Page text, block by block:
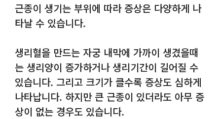
근종이 생기는 부위에 따라 증상은 다양하게 나
타날 수 있습니다.
생리혈을 만드는 자궁 내막에 가까이 생겼을때
는 생리양이 증가하거나 생리기간이 길어질 수
있습니다. 그리고 크기가 클수록 증상도 심하게
나타납니다. 하지만 큰 근종이 있더라도 아무 증
상이 없는 경우도 있습니다.